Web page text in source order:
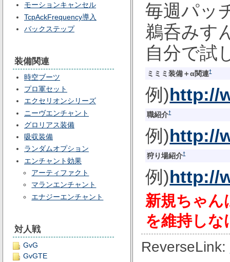
モーションキャンセル
TcpAckFrequency導入
バックステップ
装備関連
時空ブーツ
プロ軍セット
エクセリオンシリーズ
ニーヴエンチャント
グロリアス装備
吸収装備
ランダムオプション
エンチャント効果
アーティファクト
マランエンチャント
エナジーエンチャント
対人戦
GvG
GvGTE
毎週パッ
鵜呑みす
自分で試
ミミミ装備＋α関連†
例)http://
職紹介†
例)http://
狩り場紹介†
例)http://
新規ちゃん
を維持し
ReverseLink: